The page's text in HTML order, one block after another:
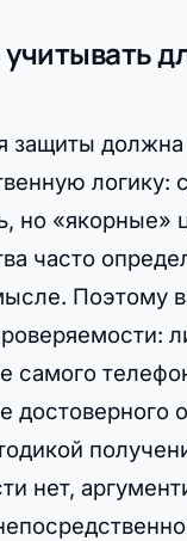
защиты должна
логику:
но «якорные»
часто
Поэтому
самого
достоверного
нет,